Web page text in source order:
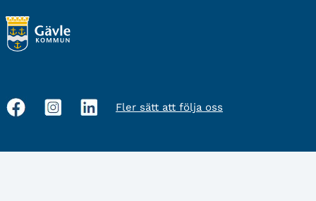
Sociala
Fler sätt att följa oss